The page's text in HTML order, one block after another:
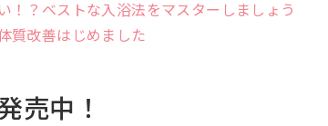
！？ベストな入浴法をマスターしましょう
質改善はじめました
売中！